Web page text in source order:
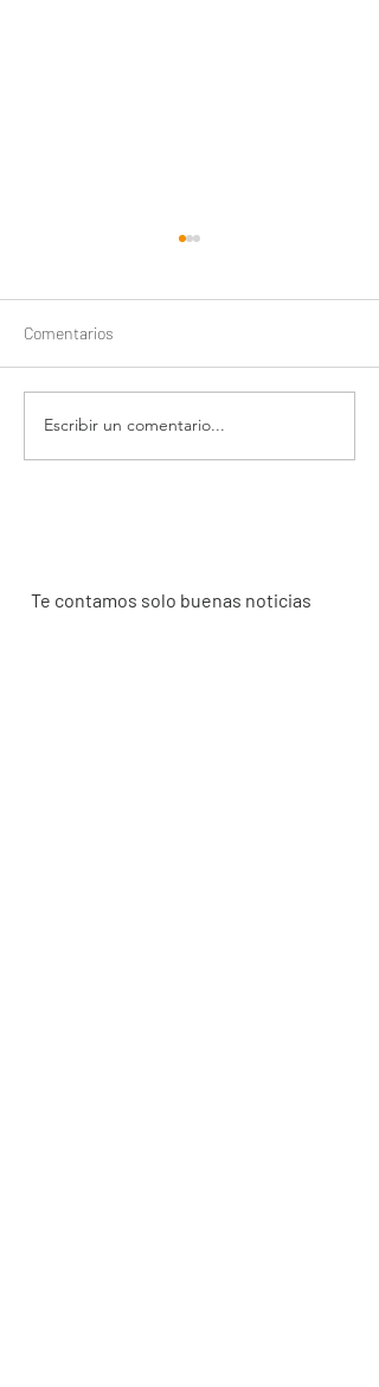
Claves para crear una
tienda online
Comentarios
Escribir un comentario...
Te contamos solo buenas noticias